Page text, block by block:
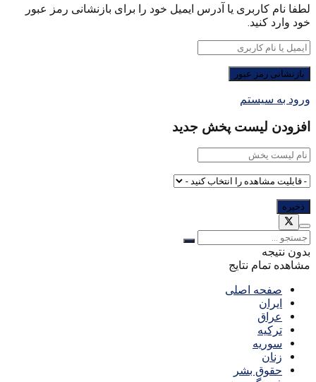
لطفا نام کاربری یا آدرس ایمیل خود را برای بازنشانی رمز عبور
خود وارد کنید.
ورود به سیستم
افزودن لیست پخش جدید
بدون نتیجه
مشاهده تمام نتایج
صفحه اصلی
ایران
عراق
ترکیه
سوریه
زنان
حقوق بشر